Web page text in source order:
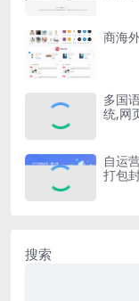
商海
多国
统,网
自运
打包
搜索